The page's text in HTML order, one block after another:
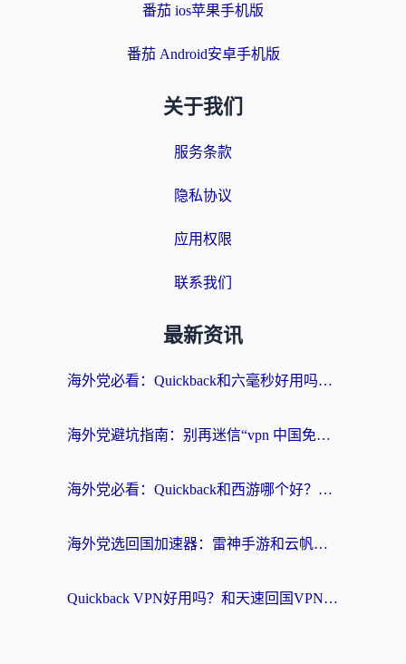
番茄 ios苹果手机版
番茄 Android安卓手机版
关于我们
服务条款
隐私协议
应用权限
联系我们
最新资讯
海外党必看：Quickback和六毫秒好用吗？3步选对回国加速器，无缝刷国内剧玩游戏
海外党避坑指南：别再迷信“vpn 中国免费”，选对回国加速器才能无缝刷国内资源
海外党必看：Quickback和西游哪个好？3个维度教你选对回国加速器
海外党选回国加速器：雷神手游和云帆哪个好？附3组对比+避坑指南
Quickback VPN好用吗？和天速回国VPN对比哪个回国效果更好？海外党必看的真实体验指南